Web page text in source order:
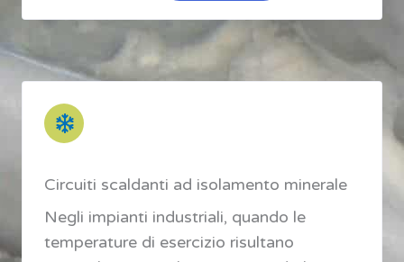
Circuiti scaldanti ad isolamento minerale
Negli impianti industriali, quando le
temperature di esercizio risultano